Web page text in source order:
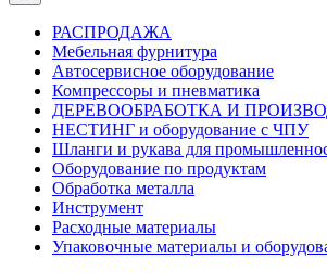
РАСПРОДАЖА
Мебельная фурнитура
Автосервисное оборудование
Компрессоры и пневматика
ДЕРЕВООБРАБОТКА И
НЕСТИНГ и оборудование с ЧПУ
Шланги и рукава для
Оборудование по продуктам
Обработка металла
Инструмент
Расходные материалы
Упаковочные материалы и